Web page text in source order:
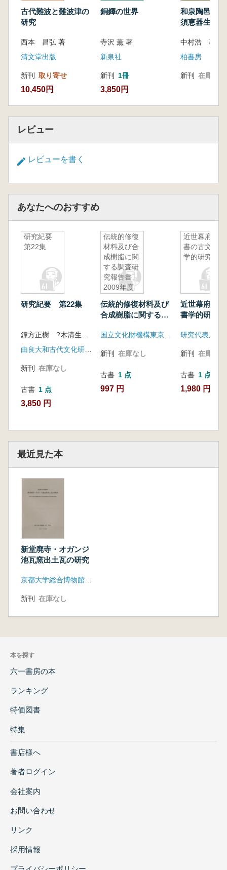
古代難波と難波津の
研究
西本 昌弘 著
清文堂出版
新刊 取り寄せ
10,450円
銅鐸の世界
寺沢 薫 著
新泉社
新刊 1冊
3,850円
和泉陶邑窯
須恵器生産
中村浩
柏書房
新刊 在庫なし
レビュー
レビューを書く
あなたへのおすすめ
研究紀要
第22集
研究紀要 第22集
新刊 在庫なし
古書 1 点
3,850 円
伝統的修復
材料及び合
成樹脂に関
する調査研
究報告書
2009年度
伝統的修復材料及び
合成樹脂に関する調
年度
新刊 在庫なし
古書 1 点
997 円
近世幕府文
書の古文書
学的研究
近世幕府文
書学的研究
新刊 在庫なし
古書 1 点
1,980 円
最近見た本
新堂廃寺・オガンジ
池瓦窯出土瓦の研究
新刊 在庫なし
本を探す
六一書房の本
ランキング
特価図書
特集
書店様へ
著者ログイン
会社案内
お問い合わせ
リンク
採用情報